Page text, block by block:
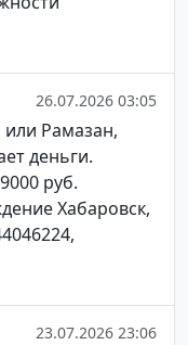
26.07.2026 03:05
Рамазан,
деньги.
руб.
Хабаровск,
23.07.2026 23:06